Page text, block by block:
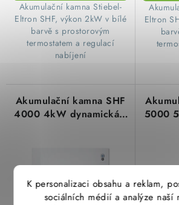
K personalizaci obsahu a reklam,
sociálních médií a analýze naší
​ Akumulační kamna Stiebel-
Eltron SHF, výkon 2kW v bílé
barvě s prostorovým
termostatem a regulací
nabíjení
Eltron
Akumulační kamna SHF
4000 4kW dynamická s
Eltron 200177
5000